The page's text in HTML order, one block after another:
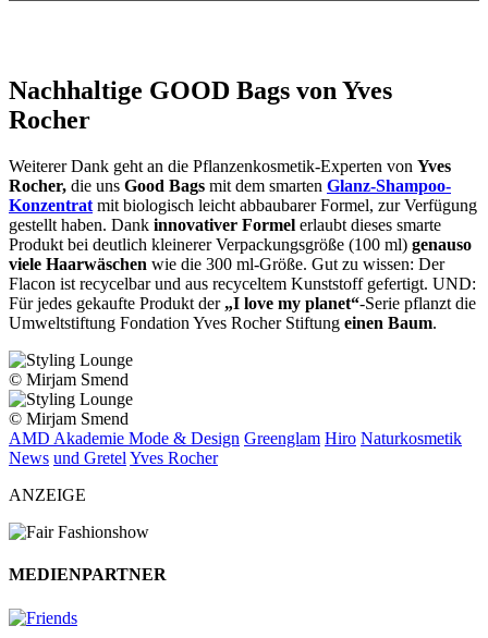
Nachhaltige GOOD Bags von Yves
Rocher
Weiterer Dank geht an die Pflanzenkosmetik-Experten von Yves
Rocher, die uns Good Bags mit dem smarten Glanz-Shampoo-
Konzentrat mit biologisch leicht abbaubarer Formel, zur Verfügung
gestellt haben. Dank innovativer Formel erlaubt dieses smarte
Produkt bei deutlich kleinerer Verpackungsgröße (100 ml) genauso
viele Haarwäschen wie die 300 ml-Größe. Gut zu wissen: Der
Flacon ist recycelbar und aus recyceltem Kunststoff gefertigt. UND:
Für jedes gekaufte Produkt der„I love my planet“-Serie pflanzt die
Umweltstiftung Fondation Yves Rocher Stiftung einen Baum.
© Mirjam Smend
© Mirjam Smend
AMD Akademie Mode & Design Greenglam Hiro Naturkosmetik
News und Gretel Yves Rocher
ANZEIGE
MEDIENPARTNER